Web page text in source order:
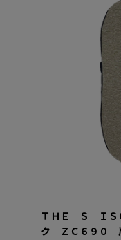
ＴＨＥ Ｓ ＩＳ
ク ＺＣ６９０